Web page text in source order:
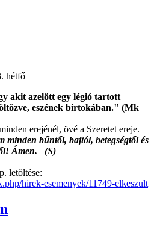
hétfő
akit azelőtt egy légió tartott
eszének birtokában." (Mk
erejénél, övé a Szeretet ereje.
minden bűntől, bajtól, betegségtől és
Ámen. (S)
letöltése:
hirek-esemenyek/11749-elkeszult